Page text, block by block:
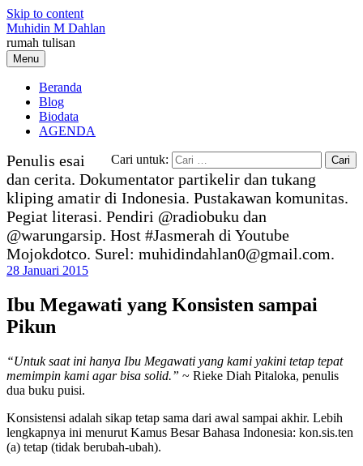
Skip to content
Muhidin M Dahlan
rumah tulisan
Menu
Beranda
Blog
Biodata
AGENDA
Cari untuk:
Penulis esai
dan cerita. Dokumentator partikelir dan tukang
kliping amatir di Indonesia. Pustakawan komunitas.
Pegiat literasi. Pendiri @radiobuku dan
@warungarsip. Host #Jasmerah di Youtube
Mojokdotco. Surel: muhidindahlan0@gmail.com.
28 Januari 2015
Ibu Megawati yang Konsisten sampai
Pikun
“Untuk saat ini hanya Ibu Megawati yang kami yakini tetap tepat
memimpin kami agar bisa solid.” ~ Rieke Diah Pitaloka, penulis
dua buku puisi.
Konsistensi adalah sikap tetap sama dari awal sampai akhir. Lebih
lengkapnya ini menurut Kamus Besar Bahasa Indonesia: kon.sis.ten
(a) tetap (tidak berubah-ubah).